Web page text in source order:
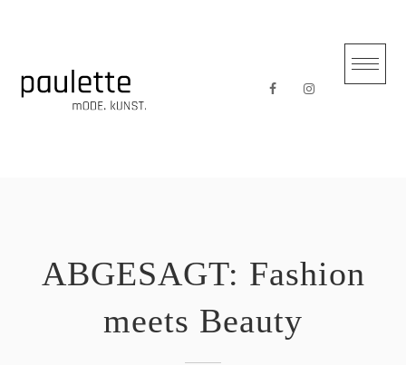
ABGESAGT: Fashion
meets Beauty